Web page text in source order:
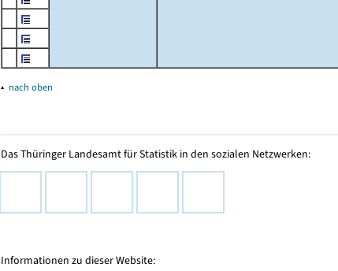
▴ nach oben
Das Thüringer Landesamt für Statistik in den sozialen Netzwerken:
Informationen zu dieser Website: